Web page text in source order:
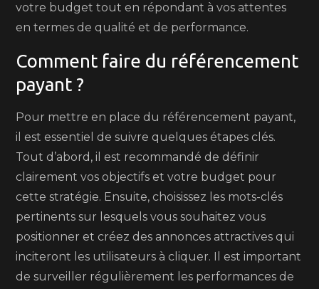
votre budget tout en répondant à vos attentes
en termes de qualité et de performance.
Comment faire du référencement
payant ?
Pour mettre en place du référencement payant,
il est essentiel de suivre quelques étapes clés.
Tout d’abord, il est recommandé de définir
clairement vos objectifs et votre budget pour
cette stratégie. Ensuite, choisissez les mots-clés
pertinents sur lesquels vous souhaitez vous
positionner et créez des annonces attractives qui
inciteront les utilisateurs à cliquer. Il est important
de surveiller régulièrement les performances de